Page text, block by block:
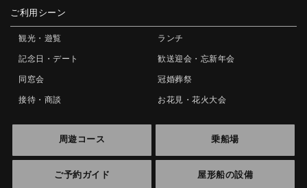
ご利用シーン
観光・遊覧 ランチ
記念日・デート 歓送迎会・忘新年会
同窓会 冠婚葬祭
接待・商談 お花見・花火大会
周遊コース 乗船場
ご予約ガイド 屋形船の設備